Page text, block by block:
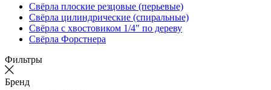
Свёрла плоские резцовые (перьевые)
Свёрла цилиндрические (спиральные)
Свёрла с хвостовиком 1/4" по дереву
Свёрла Форстнера
Фильтры
Бренд